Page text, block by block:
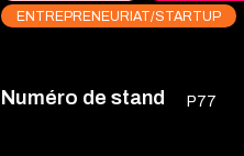
ENTREPRENEURIAT/STARTUP
Numéro de stand P77